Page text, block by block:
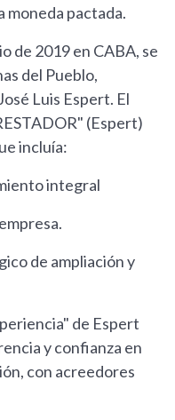
moneda pactada.
de 2019 en CABA, se
del Pueblo,
Luis Espert. El
(Espert)
incluía:
integral
de ampliación y
de Espert
y confianza en
con acreedores